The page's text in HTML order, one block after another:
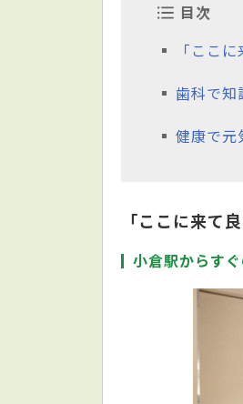
目次
「ここ
歯科で知
健康で元
「ここに来て
小倉駅からす